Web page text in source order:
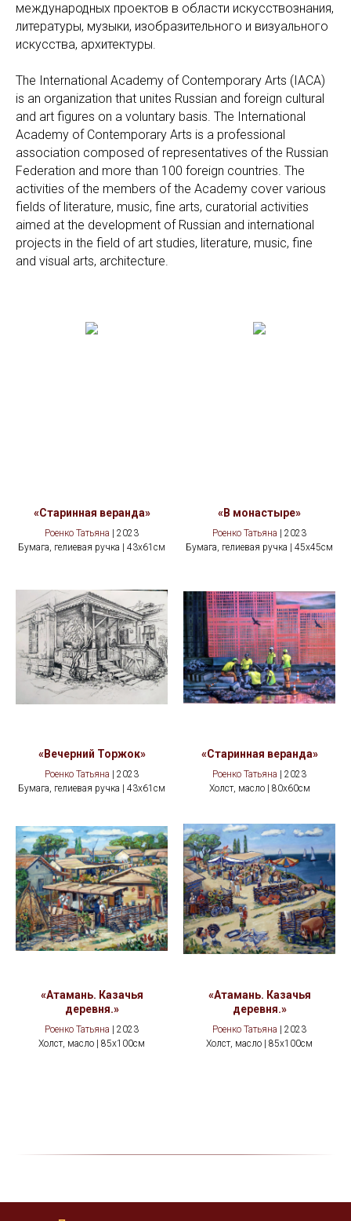
международных проектов в области искусствознания,
литературы, музыки, изобразительного и визуального
искусства, архитектуры.
The International Academy of Contemporary Arts (IACA)
is an organization that unites Russian and foreign cultural
and art figures on a voluntary basis. The International
Academy of Contemporary Arts is a professional
association composed of representatives of the Russian
Federation and more than 100 foreign countries. The
activities of the members of the Academy cover various
fields of literature, music, fine arts, curatorial activities
aimed at the development of Russian and international
projects in the field of art studies, literature, music, fine
and visual arts, architecture.
«Старинная веранда»
Роенко Татьяна | 2023
Бумага, гелиевая ручка | 43x61см
«В монастыре»
Роенко Татьяна | 2023
Бумага, гелиевая ручка | 45x45см
«Вечерний Торжок»
Роенко Татьяна | 2023
Бумага, гелиевая ручка | 43x61см
«Старинная веранда»
Роенко Татьяна | 2023
Холст, масло | 80x60см
«Атамань. Казачья
деревня.»
Роенко Татьяна | 2023
Холст, масло | 85x100см
«Атамань. Казачья
деревня.»
Роенко Татьяна | 2023
Холст, масло | 85x100см